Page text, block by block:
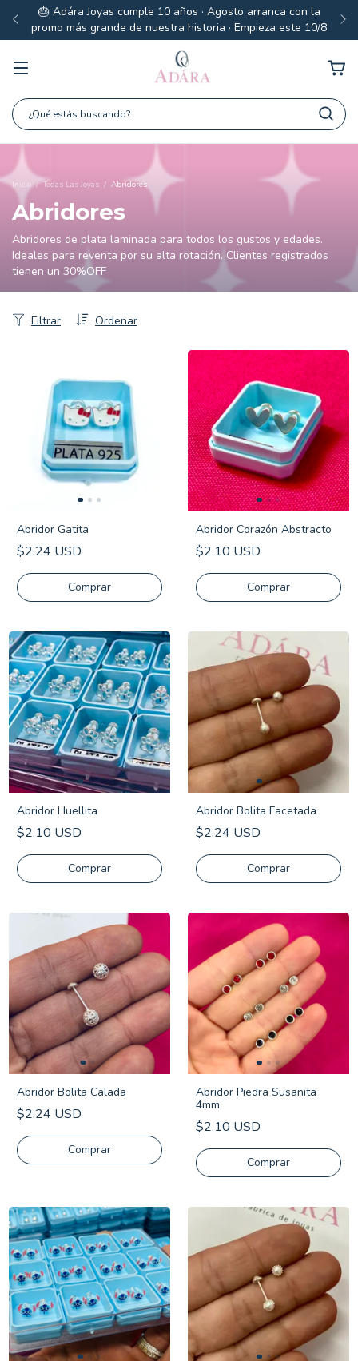
🎂 Adára Joyas cumple 10 años · Agosto arranca con la
promo más grande de nuestra historia · Empieza este 10/8
Inicio / Todas Las Joyas / Abridores
Abridores
Abridores de plata laminada para todos los gustos y edades.
Ideales para reventa por su alta rotación. Clientes registrados
tienen un 30%OFF
Ordenar
Filtrar
Abridor Gatita
$2.24 USD
Comprar
Abridor Corazón Abstracto
$2.10 USD
Comprar
Abridor Huellita
$2.10 USD
Comprar
Abridor Bolita Facetada
$2.24 USD
Comprar
Abridor Bolita Calada
$2.24 USD
Abridor Piedra Susanita
4mm
$2.10 USD
Comprar